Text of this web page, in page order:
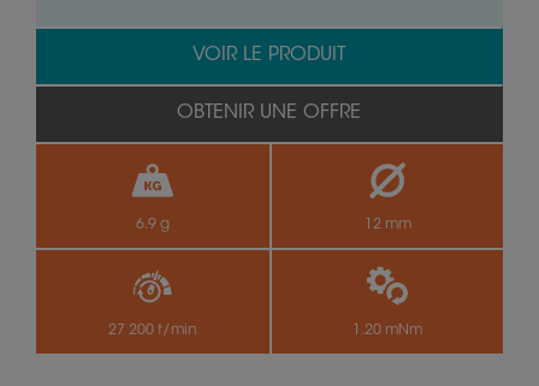
6.9 g 12 mm
27 200 t/min 1.20 mNm
VOIR LE PRODUIT
OBTENIR UNE OFFRE